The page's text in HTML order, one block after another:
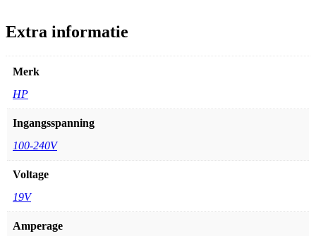
Extra informatie
Merk
HP
Ingangsspanning
100-240V
Voltage
19V
Amperage